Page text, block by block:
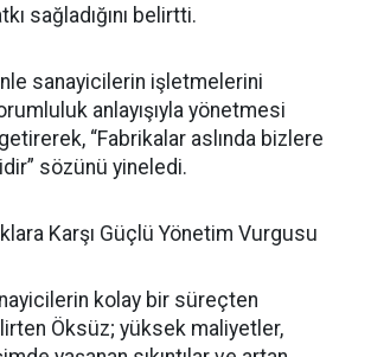
sağladığını belirtti.
sanayicilerin işletmelerini
anlayışıyla yönetmesi
“Fabrikalar aslında bizlere
sözünü yineledi.
Karşı Güçlü Yönetim Vurgusu
kolay bir süreçten
Öksüz; yüksek maliyetler,